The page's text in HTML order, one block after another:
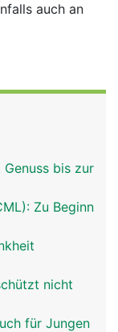
auch an
bis zur
Zu Beginn
nicht
für Jungen